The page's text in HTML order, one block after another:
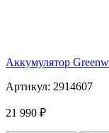
Аккумулятор
Артикул: 2914607
21 990 ₽